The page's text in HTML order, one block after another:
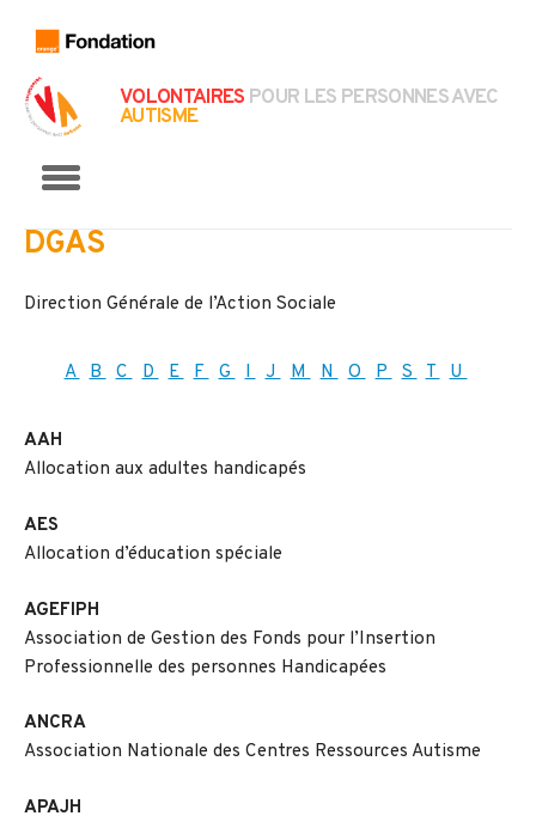
VOLONTAIRES POUR LES PERSONNES AVEC
AUTISME
DGAS
Direction Générale de l’Action Sociale
A B C D E F G I J M N O P S T U
AAH
Allocation aux adultes handicapés
AES
Allocation d’éducation spéciale
AGEFIPH
Association de Gestion des Fonds pour l’Insertion
Professionnelle des personnes Handicapées
ANCRA
Association Nationale des Centres Ressources Autisme
APAJH